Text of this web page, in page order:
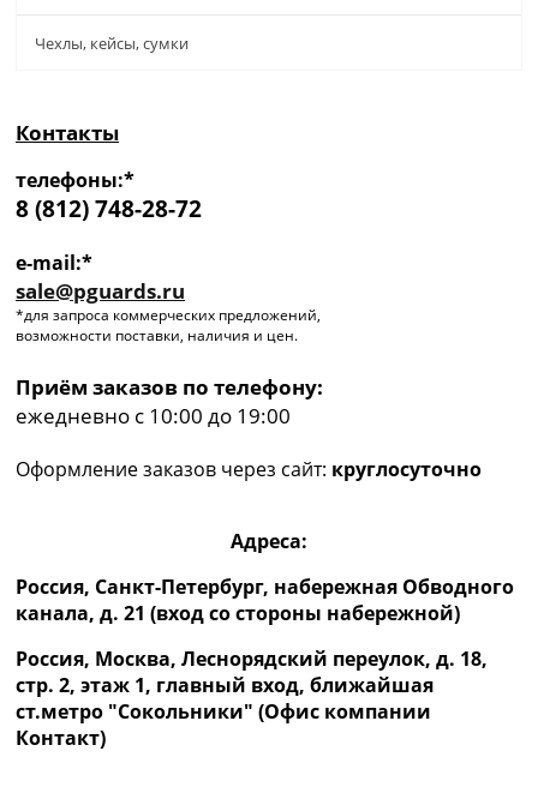
Чехлы, кейсы, сумки
Контакты
телефоны:*
8 (812) 748-28-72
e-mail:*
sale@pguards.ru
*для запроса коммерческих предложений,
возможности поставки, наличия и цен.
Приём заказов по телефону:
ежедневно с 10:00 до 19:00
Оформление заказов через сайт: круглосуточно
Адреса:
Россия, Санкт-Петербург, набережная Обводного
канала, д. 21 (вход со стороны набережной)
Россия, Москва, Леснорядский переулок, д. 18,
стр. 2, этаж 1, главный вход, ближайшая
ст.метро "Сокольники" (Офис компании
Контакт)